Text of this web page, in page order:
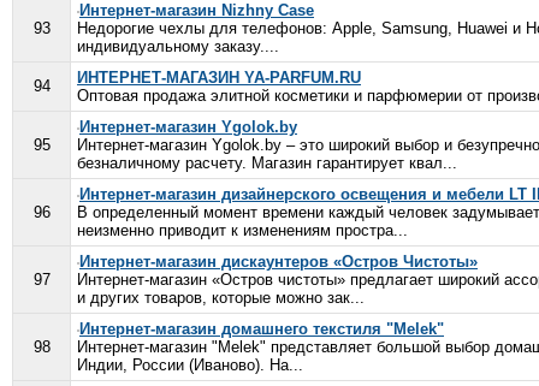
93
Интернет-магазин Nizhny Case
Недорогие чехлы для телефонов: Apple, Samsung, Huawei и
индивидуальному заказу....
94
ИНТЕРНЕТ-МАГАЗИН YA-PARFUM.RU
Оптовая продажа элитной косметики и парфюмерии от
95
Интернет-магазин Ygolok.by
Интернет-магазин Ygolok.by – это широкий выбор и
безналичному расчету. Магазин гарантирует квал...
96
Интернет-магазин дизайнерского освещения и мебели LT
В определенный момент времени каждый человек
неизменно приводит к изменениям простра...
97
Интернет-магазин дискаунтеров «Остров Чистоты»
Интернет-магазин «Остров чистоты» предлагает широкий
и других товаров, которые можно зак...
98
Интернет-магазин домашнего текстиля "Melek"
Интернет-магазин "Melek" представляет большой выбор
Индии, России (Иваново). На...